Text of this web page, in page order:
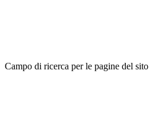
Campo di ricerca per le pagine del sito